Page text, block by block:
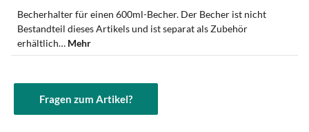
Becherhalter für einen 600ml-Becher. Der Becher ist nicht
Bestandteil dieses Artikels und ist separat als Zubehör
erhältlich… Mehr
Fragen zum Artikel?